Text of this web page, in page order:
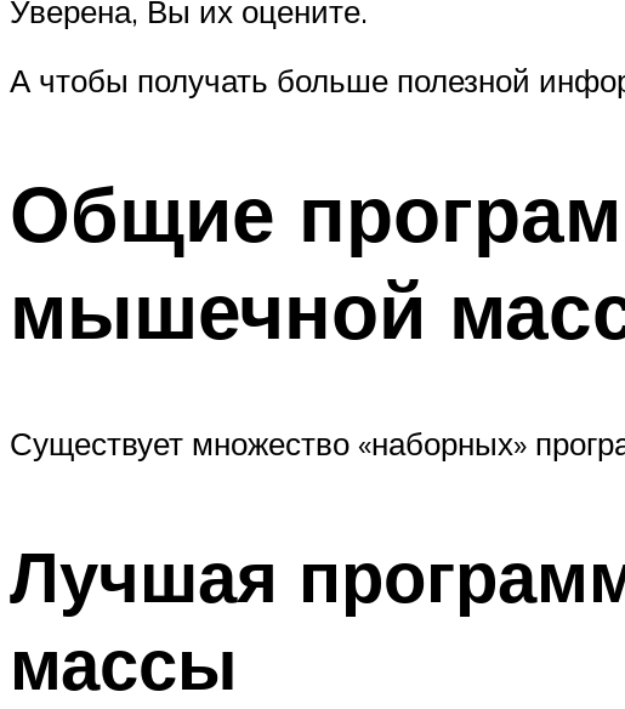
Уверена, Вы их оцените.
А чтобы получать больше полезной
Общие
мышечной
Существует множество «наборных»
Лучшая
массы